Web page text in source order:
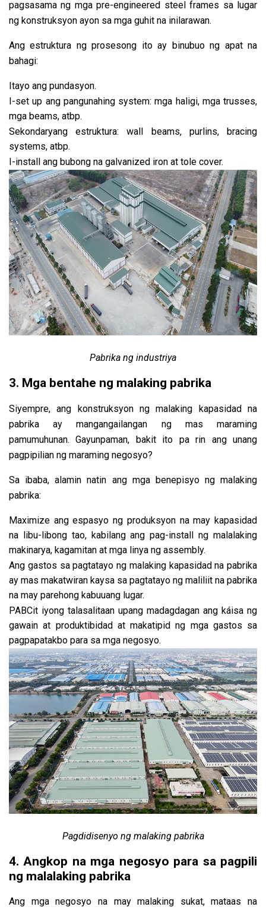
pagsasama ng mga pre-engineered steel frames sa lugar
ng konstruksyon ayon sa mga guhit na inilarawan.
Ang estruktura ng prosesong ito ay binubuo ng apat na
bahagi:
Itayo ang pundasyon.
I-set up ang pangunahing system: mga haligi, mga trusses,
mga beams, atbp.
Sekondaryang estruktura: wall beams, purlins, bracing
systems, atbp.
I-install ang bubong na galvanized iron at tole cover.
Pabrika ng industriya
3. Mga bentahe ng malaking pabrika
Siyempre, ang konstruksyon ng malaking kapasidad na
pabrika ay mangangailangan ng mas maraming
pamumuhunan. Gayunpaman, bakit ito pa rin ang unang
pagpipilian ng maraming negosyo?
Sa ibaba, alamin natin ang mga benepisyo ng malaking
pabrika:
Maximize ang espasyo ng produksyon na may kapasidad
na libu-libong tao, kabilang ang pag-install ng malalaking
makinarya, kagamitan at mga linya ng assembly.
Ang gastos sa pagtatayo ng malaking kapasidad na pabrika
ay mas makatwiran kaysa sa pagtatayo ng maliliit na pabrika
na may parehong kabuuang lugar.
PABCit iyong talasalitaan upang madagdagan ang káisa ng
gawain at produktibidad at makatipid ng mga gastos sa
pagpapatakbo para sa mga negosyo.
Pagdidisenyo ng malaking pabrika
4. Angkop na mga negosyo para sa pagpili
ng malalaking pabrika
Ang mga negosyo na may malaking sukat, mataas na